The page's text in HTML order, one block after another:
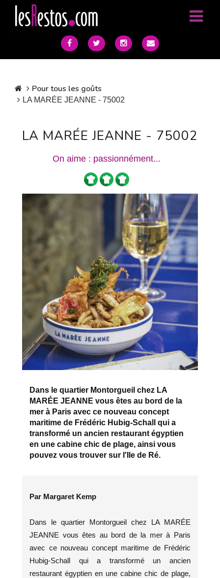
Pour tous les goûts
LA MARÉE JEANNE - 75002
LA MARÉE JEANNE - 75002
On aime : passionnément...
Dans le quartier Montorgueil chez LA
MARÉE JEANNE vous êtes au bord de la
mer à Paris avec ce nouveau concept
maritime de Frédéric Hubig-Schall qui a
transformé un ancien restaurant égyptien
en une cabine chic de plage, ainsi vous
pouvez vous trouver sur l'Ile de Ré.
Par Margaret Kemp
Dans le quartier Montorgueil chez LA MARÉE
JEANNE vous êtes au bord de la mer à Paris
avec ce nouveau concept maritime de Frédéric
Hubig-Schall qui a transformé un ancien
restaurant égyptien en une cabine chic de plage,